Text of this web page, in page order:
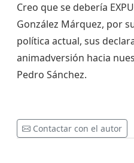
Creo que se debería
González Márquez, por
política actual, sus
animadversión hacia
Pedro Sánchez.
Contactar con el autor